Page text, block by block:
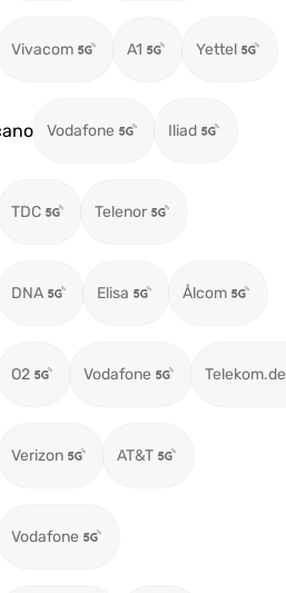
Vivacom A1 Yettel
Vodafone Iliad
TDC Telenor
DNA Elisa Ålcom
O2 Vodafone Telekom.de
Verizon AT&T
Vodafone